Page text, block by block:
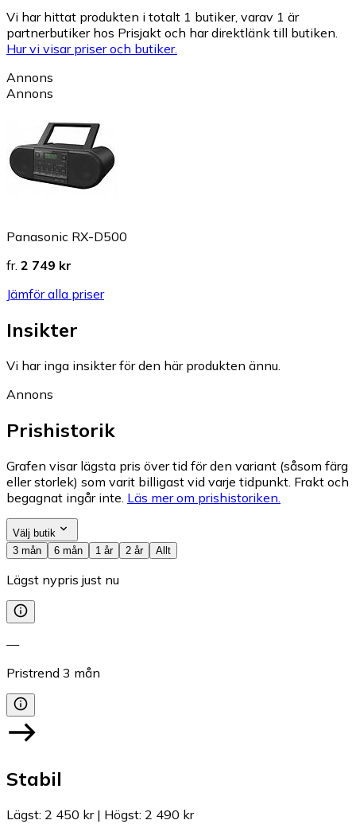
Vi har hittat produkten i totalt 1 butiker, varav 1 är
partnerbutiker hos Prisjakt och har direktlänk till butiken.
Hur vi visar priser och butiker.
Annons
Annons
Panasonic RX-D500
fr. 2 749 kr
Jämför alla priser
Insikter
Vi har inga insikter för den här produkten ännu.
Annons
Prishistorik
Grafen visar lägsta pris över tid för den variant (såsom färg
eller storlek) som varit billigast vid varje tidpunkt. Frakt och
begagnat ingår inte. Läs mer om prishistoriken.
Välj butik
3 mån
6 mån 1 år 2 år Allt
Lägst nypris just nu
—
Pristrend 3 mån
Stabil
Lägst: 2 450 kr| Högst: 2 490 kr